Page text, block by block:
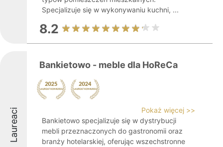
Specjalizuje się w wykonywaniu kuchni, ...
8.2
Laureaci
Bankietowo - meble dla HoReCa
Pokaż więcej >>
Bankietowo specjalizuje się w dystrybucji
mebli przeznaczonych do gastronomii oraz
branży hotelarskiej, oferując wszechstronne